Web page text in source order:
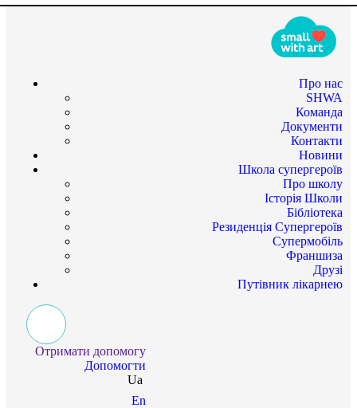
Про нас
SHWA
Команда
Документи
Контакти
Новини
Школа супергероїв
Про школу
Історія Школи
Бібліотека
Резиденція Супергероїв
Супермобіль
Франшиза
Друзі
Путівник лікарнею
Отримати допомогу
Допомогти
Ua
En